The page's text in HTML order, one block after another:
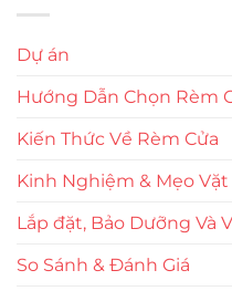
Dự án
Hướng Dẫn Chọn Rèm
Kiến Thức Về Rèm Cửa
Kinh Nghiệm & Mẹo Vặt
Lắp đặt, Bảo Dưỡng Và
So Sánh & Đánh Giá